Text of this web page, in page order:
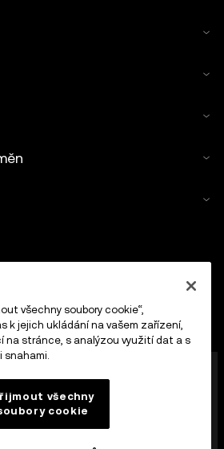
OKX představuje nyní platformu
s kryptoaktivy, která je autorizována
služeb pro kryptoměnová aktiva
MFSA podle článku 28 zákona
všechny soubory cookie“,
k jejich ukládání na vašem zařízení,
na stránce, s analýzou využití dat a s
snahami.
všechny
cookie